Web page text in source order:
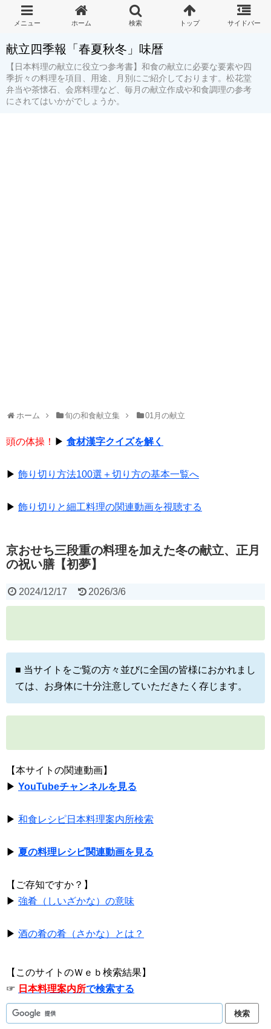
献立四季報「春夏秋冬」味暦
【日本料理の献立に役立つ参考書】和食の献立に必要な要素や四
季折々の料理を項目、用途、月別にご紹介しております。松花堂
弁当や茶懐石、会席料理など、毎月の献立作成や和食調理の参考
にされてはいかがでしょうか。
ホーム 旬の和食献立集 01月の献立
頭の体操！ ▶ 食材漢字クイズを解く
▶ 飾り切り方法100選＋切り方の基本一覧へ
▶ 飾り切りと細工料理の関連動画を視聴する
京おせち三段重の料理を加えた冬の献立、正月
の祝い膳【初夢】
2024/12/17 2026/3/6
■ 当サイトをご覧の方々並びに全国の皆様におかれまし
ては、お身体に十分注意していただきたく存じます。
【本サイトの関連動画】
▶ YouTubeチャンネルを見る
▶ 和食レシピ日本料理案内所検索
▶ 夏の料理レシピ関連動画を見る
【ご存知ですか？】
▶ 強肴（しいざかな）の意味
▶ 酒の肴の肴（さかな）とは？
【このサイトのＷｅｂ検索結果】
☞ 日本料理案内所で検索する